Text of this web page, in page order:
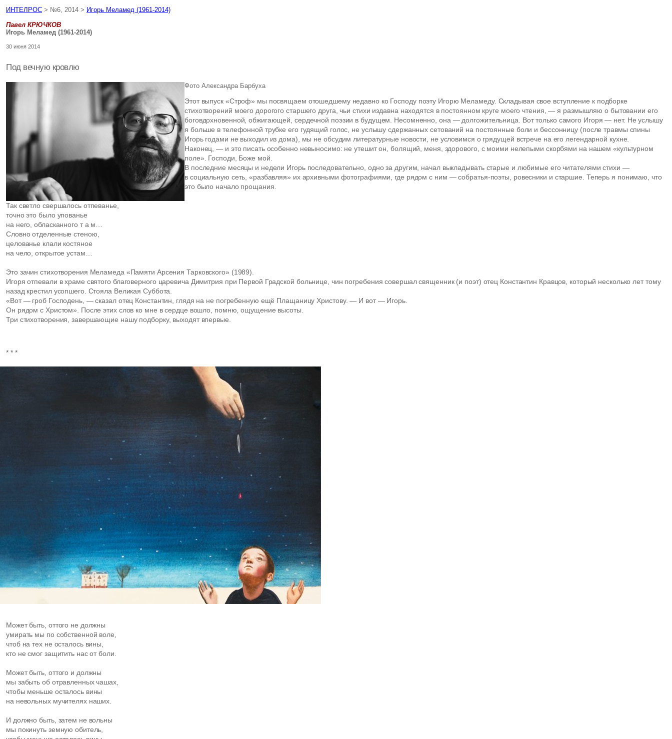
ИНТЕЛРОС > №6, 2014 > Игорь Меламед (1961-2014)
Павел КРЮЧКОВ
Игорь Меламед (1961-2014)
30 июня 2014
Под вечную кровлю
Фото Александра Барбуха
Этот выпуск «Строф» мы посвящаем отошедшему недавно ко Господу поэту Игорю Меламеду. Складывая свое вступление к подборке
стихотворений моего дорогого старшего друга, чьи стихи издавна находятся в постоянном круге моего чтения, — я размышляю о бытовании его
боговдохновенной, обжигающей, сердечной поэзии в будущем. Несомненно, она — долгожительница. Вот только самого Игоря — нет. Не услышу
я больше в телефонной трубке его гудящий голос, не услышу сдержанных сетований на постоянные боли и бессонницу (после травмы спины
Игорь годами не выходил из дома), мы не обсудим литературные новости, не условимся о грядущей встрече на его легендарной кухне.
Наконец, — и это писать особенно невыносимо: не утешит он, болящий, меня, здорового, с моими нелепыми скорбями на нашем «культурном
поле». Господи, Боже мой.
В последние месяцы и недели Игорь последовательно, одно за другим, начал выкладывать старые и любимые его читателями стихи —
в социальную сеть, «разбавляя» их архивными фотографиями, где рядом с ним — собратья-поэты, ровесники и старшие. Теперь я понимаю, что
это было начало прощания.
Так светло свершалось отпеванье,
точно это было упованье
на него, обласканного т а м…
Словно отделенные стеною,
целованье клали костяное
на чело, открытое устам…
Это зачин стихотворения Меламеда «Памяти Арсения Тарковского» (1989).
Игоря отпевали в храме святого благоверного царевича Димитрия при Первой Градской больнице, чин погребения совершал священник (и поэт) отец Константин Кравцов, который несколько лет тому
назад крестил усопшего. Стояла Великая Суббота.
«Вот — гроб Господень, — сказал отец Константин, глядя на не погребенную ещё Плащаницу Христову. — И вот — Игорь.
Он рядом с Христом». После этих слов ко мне в сердце вошло, помню, ощущение высоты.
Три стихотворения, завершающие нашу подборку, выходят впервые.
* * *
Может быть, оттого не должны
умирать мы по собственной воле,
чтоб на тех не осталось вины,
кто не смог защитить нас от боли.
Может быть, оттого и должны
мы забыть об отравленных чашах,
чтобы меньше осталось вины
на невольных мучителях наших.
И должно быть, затем не вольны
мы покинуть земную обитель,